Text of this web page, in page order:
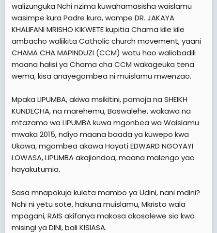
walizunguka Nchi nzima kuwahamasisha waislamu
wasimpe kura Padre kura, wampe DR. JAKAYA
KHALIFANI MRISHO KIKWETE kupitia Chama kile kile
ambacho waliikita Catholic church movement, yaani
CHAMA CHA MAPINDUZI (CCM) watu hao waliobadili
maana halisi ya Chama cha CCM wakageuka tena
wema, kisa anayegombea ni muislamu mwenzao.
Mpaka LIPUMBA, akiwa msikitini, pamoja na SHEIKH
KUNDECHA, na marehemu, Baswalehe, wakawa na
mtazamo wa LIPUMBA kuwa mgonbea wa Waislamu
mwaka 2015, ndiyo maana baada ya kuwepo kwa
Ukawa, mgombea akawa Hayati EDWARD NGOYAYI
LOWASA, LIPUMBA akajiondoa, maana malengo yao
hayakutumia.
Sasa mnapokuja kuleta mambo ya Udini, nani mdini?
Nchi ni yetu sote, hakuna muislamu, Mkristo wala
mpagani, RAIS akifanya makosa akosolewe sio kwa
misingi ya DINI, bali KISIASA.